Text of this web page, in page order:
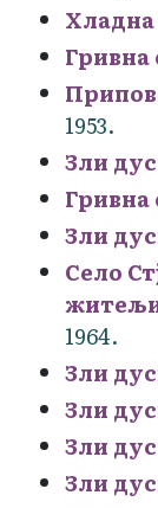
Хладна
Гривна
1953.
Зли
Гривна
Зли
Село
1964.
Зли
Зли
Зли
Зли